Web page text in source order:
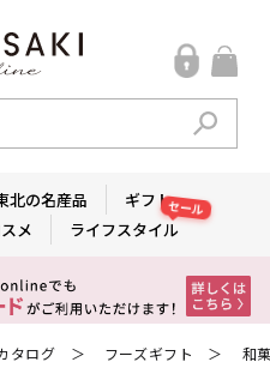
北の名産品
ギフト
メ ライフスタイル
セール
タログ ＞ フーズギフト ＞ 和